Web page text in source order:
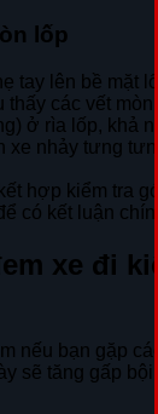
lốp
tay lên bề mặt
thấy các vết
ở rìa lốp, khả
xe nhảy tưng
hợp kiểm tra
có kết luận
xe đi
nếu bạn gặp
sẽ tăng gấp